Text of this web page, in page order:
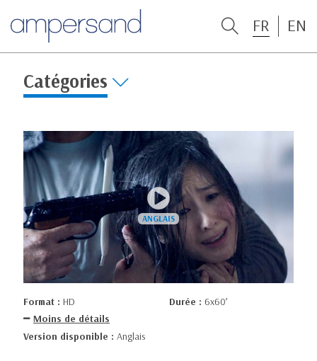
FR EN
Catégories
Format : HD Durée : 6x60’
Moins de détails
Version disponible : Anglais